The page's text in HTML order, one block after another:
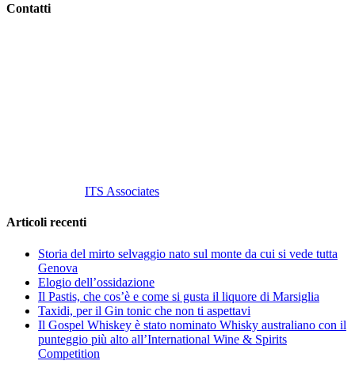
Contatti
ITS Associates
Articoli recenti
Storia del mirto selvaggio nato sul monte da cui si vede tutta
Genova
Elogio dell’ossidazione
Il Pastis, che cos’è e come si gusta il liquore di Marsiglia
Taxidi, per il Gin tonic che non ti aspettavi
Il Gospel Whiskey è stato nominato Whisky australiano con il
punteggio più alto all’International Wine & Spirits
Competition